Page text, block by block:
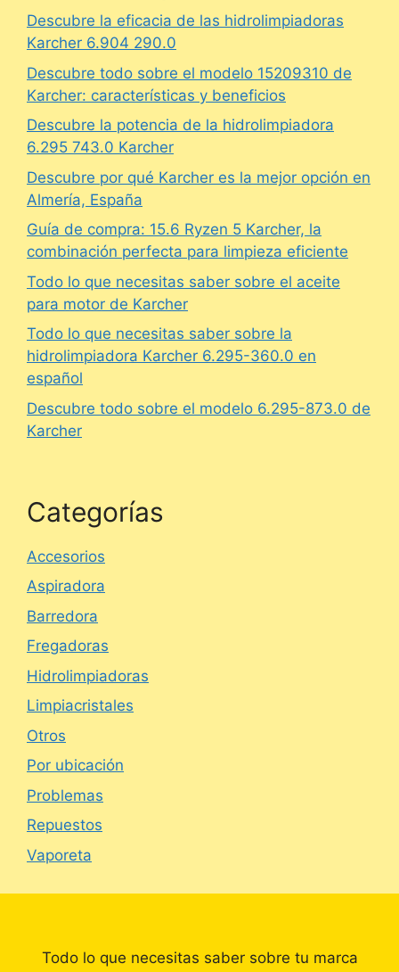
Descubre la eficacia de las hidrolimpiadoras
Karcher 6.904 290.0
Descubre todo sobre el modelo 15209310 de
Karcher: características y beneficios
Descubre la potencia de la hidrolimpiadora
6.295 743.0 Karcher
Descubre por qué Karcher es la mejor opción en
Almería, España
Guía de compra: 15.6 Ryzen 5 Karcher, la
combinación perfecta para limpieza eficiente
Todo lo que necesitas saber sobre el aceite
para motor de Karcher
Todo lo que necesitas saber sobre la
hidrolimpiadora Karcher 6.295-360.0 en
español
Descubre todo sobre el modelo 6.295-873.0 de
Karcher
Categorías
Accesorios
Aspiradora
Barredora
Fregadoras
Hidrolimpiadoras
Limpiacristales
Otros
Por ubicación
Problemas
Repuestos
Vaporeta
Todo lo que necesitas saber sobre tu marca